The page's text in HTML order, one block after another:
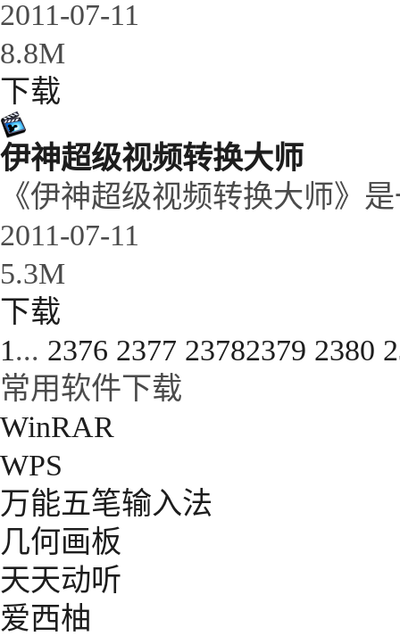
2011-07-11
8.8M
下载
伊神超级视频转换大师
《伊神超级视频转换大师》
2011-07-11
5.3M
下载
1... 2376 2377 23782379 2380
常用软件下载
WinRAR
WPS
万能五笔输入法
几何画板
天天动听
爱西柚